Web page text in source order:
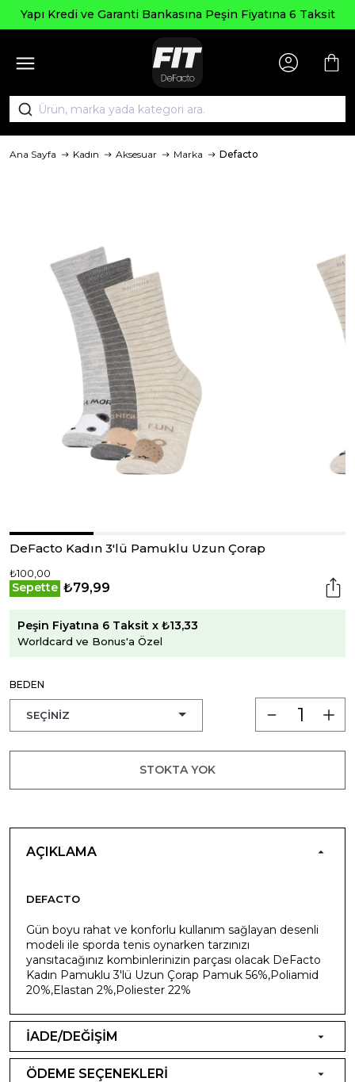
Yapı Kredi ve Garanti Bankasına Peşin Fiyatına 6 Taksit
Ana Sayfa Kadın Aksesuar Marka Defacto
DeFacto Kadın 3'lü Pamuklu Uzun Çorap
₺100,00
Sepette ₺79,99
Peşin Fiyatına 6 Taksit x ₺13,33
Worldcard ve Bonus'a Özel
BEDEN
STOKTA YOK
AÇIKLAMA
DEFACTO
Gün boyu rahat ve konforlu kullanım sağlayan desenli
modeli ile sporda tenis oynarken tarzınızı
yansıtacağınız kombinlerinizin parçası olacak DeFacto
Kadın Pamuklu 3'lü Uzun Çorap Pamuk 56%,Poliamid
20%,Elastan 2%,Poliester 22%
İADE/DEĞİŞİM
ÖDEME SEÇENEKLERİ